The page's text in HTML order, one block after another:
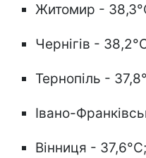
Житомир -
Чернігів -
Тернопіль -
Івано-
Вінниця - 37,6°C;